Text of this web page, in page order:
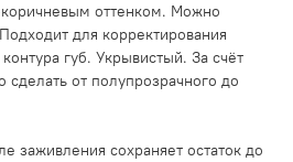
оттенком. Можно
для корректирования
губ. Укрывистый. За счёт
от полупрозрачного до
заживления сохраняет остаток до